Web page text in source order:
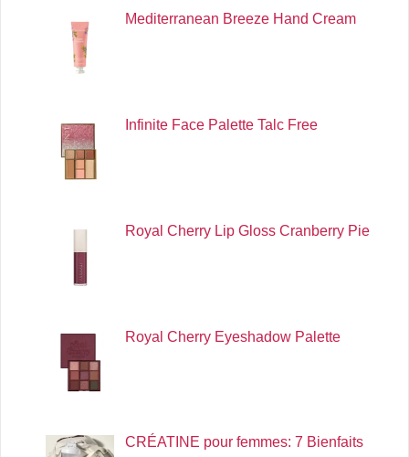
Mediterranean Breeze Hand Cream
Infinite Face Palette Talc Free
Royal Cherry Lip Gloss Cranberry Pie
Royal Cherry Eyeshadow Palette
CRÉATINE pour femmes: 7 Bienfaits